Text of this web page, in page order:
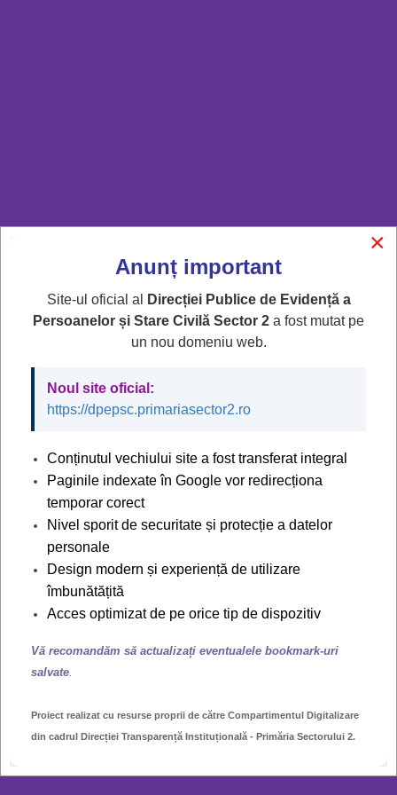
Anunțuri - Comunicate Serviciul de Evidență
Persoane
15 Februarie 2023
Accesări: 27091
Anunț termen de valabilitate carte
de identitate
De la data începerii proiectului cărții de
identitate (02.08.2021) și până la finalizarea
implementării acestuia la nivelul întregii țări, toate cărțile
de identitate simple se vor emite cu termen maxim de
valabilitate 03.08.2031.
Acest termen este reglementat de art. 5 al. 1
din REGULAMENTUL (UE) 2019/1157 AL
PARLAMENTULUI EUROPEAN ȘI AL CONSILIULUI
din 20 iunie 2019 privind consolidarea securității
documentelor de ședere eliberate cetățenilor Uniunii și
dreptul la liberă circulație.
Mai departe
×
Anunț important
Site-ul oficial al
Direcției Publice de Evidență a
Persoanelor și Stare Civilă Sector 2 a fost mutat pe
un nou domeniu web.
Noul site oficial:
https://dpepsc.primariasector2.ro
Conținutul vechiului site a fost transferat integral
Paginile indexate în Google vor redirecționa
temporar corect
Nivel sporit de securitate și protecție a datelor
personale
Design modern și experiență de utilizare
îmbunătățită
Acces optimizat de pe orice tip de dispozitiv
Vă recomandăm să actualizați eventualele bookmark-uri
salvate
Proiect realizat cu resurse proprii de către Compartimentul Digitalizare
din cadrul Direcției Transparență Instituțională - Primăria Sectorului 2.